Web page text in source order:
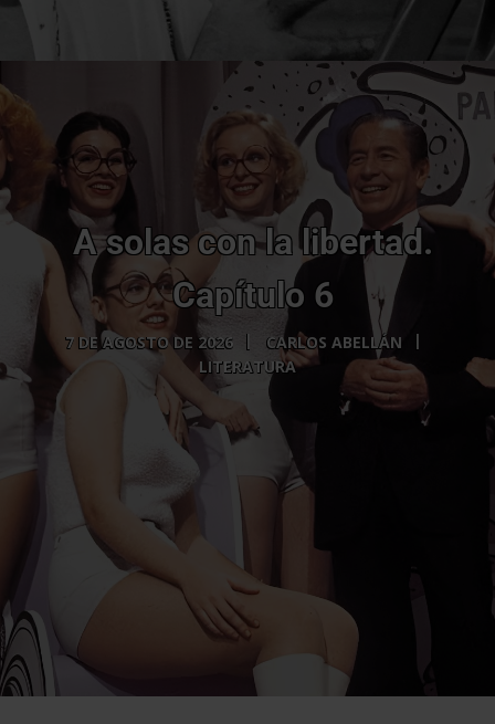
A solas con la libertad.
Capítulo 6
7 DE AGOSTO DE 2026
CARLOS ABELLÁN
LITERATURA